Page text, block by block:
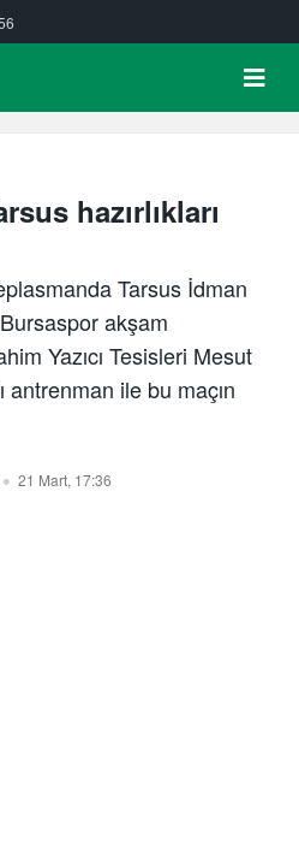
hazırlıkları
Tarsus İdman
akşam
Yazıcı Tesisleri Mesut
antrenman ile bu maçın
21 Mart, 17:36